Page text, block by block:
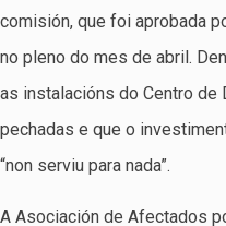
comisión, que foi aprobada
no pleno do mes de abril.
as instalacións do Centro
pechadas e que o
“non serviu para nada”.
A Asociación de Afectados